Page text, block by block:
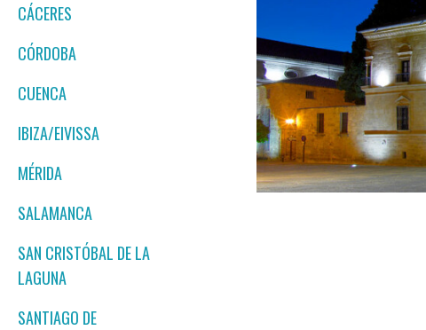
CÁCERES
CÓRDOBA
CUENCA
IBIZA/EIVISSA
MÉRIDA
SALAMANCA
SAN CRISTÓBAL DE LA
LAGUNA
SANTIAGO DE